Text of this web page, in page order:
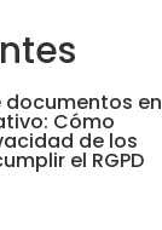
documentos en
Cómo
de los
el RGPD